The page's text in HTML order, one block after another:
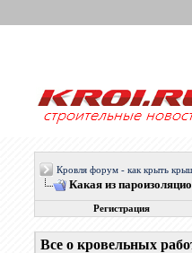
Кровля форум - как крыть
Какая из
Регистрация
Все о кровельных